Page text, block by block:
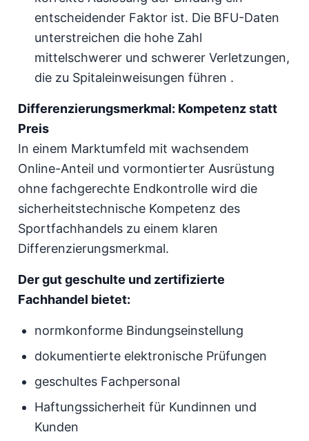
entscheidender Faktor ist. Die BFU-Daten
unterstreichen die hohe Zahl
mittelschwerer und schwerer Verletzungen,
die zu Spitaleinweisungen führen .
Differenzierungsmerkmal: Kompetenz statt
Preis
In einem Marktumfeld mit wachsendem
Online-Anteil und vormontierter Ausrüstung
ohne fachgerechte Endkontrolle wird die
sicherheitstechnische Kompetenz des
Sportfachhandels zu einem klaren
Differenzierungsmerkmal.
Der gut geschulte und zertifizierte
Fachhandel bietet:
normkonforme Bindungseinstellung
dokumentierte elektronische Prüfungen
geschultes Fachpersonal
Haftungssicherheit für Kundinnen und
Kunden